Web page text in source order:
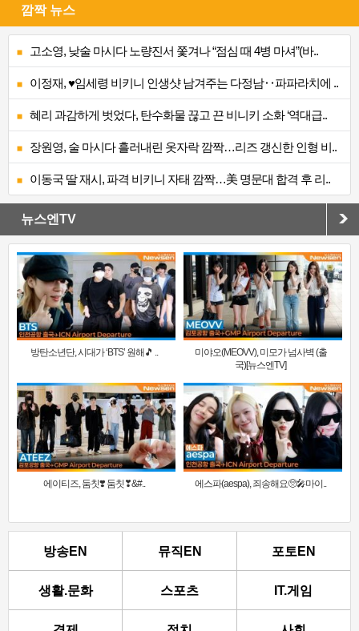
깜짝 뉴스
고소영, 낮술 마시다 노량진서 쫓겨나 “점심 때 4병 마셔”(바..
이정재, ♥임세령 비키니 인생샷 남겨주는 다정남‥파파라치에 ..
혜리 과감하게 벗었다, 탄수화물 끊고 끈 비니키 소화 ‘역대급..
장원영, 술 마시다 흘러내린 옷자락 깜짝…리즈 갱신한 인형 비..
이동국 딸 재시, 파격 비키니 자태 깜짝…美 명문대 합격 후 리..
뉴스엔TV
방탄소년단, 시대가 ‘BTS’ 원해🎵 ..
미야오(MEOVV), 미모가 넘사벽 (출
국)[뉴스엔TV]
에이티즈, 둠칫❣️ 둠칫❣&#.. 에스파(aespa), 죄송해요🥺🎤마이..
방송EN 뮤직EN 포토EN
생활.문화 스포츠 IT.게임